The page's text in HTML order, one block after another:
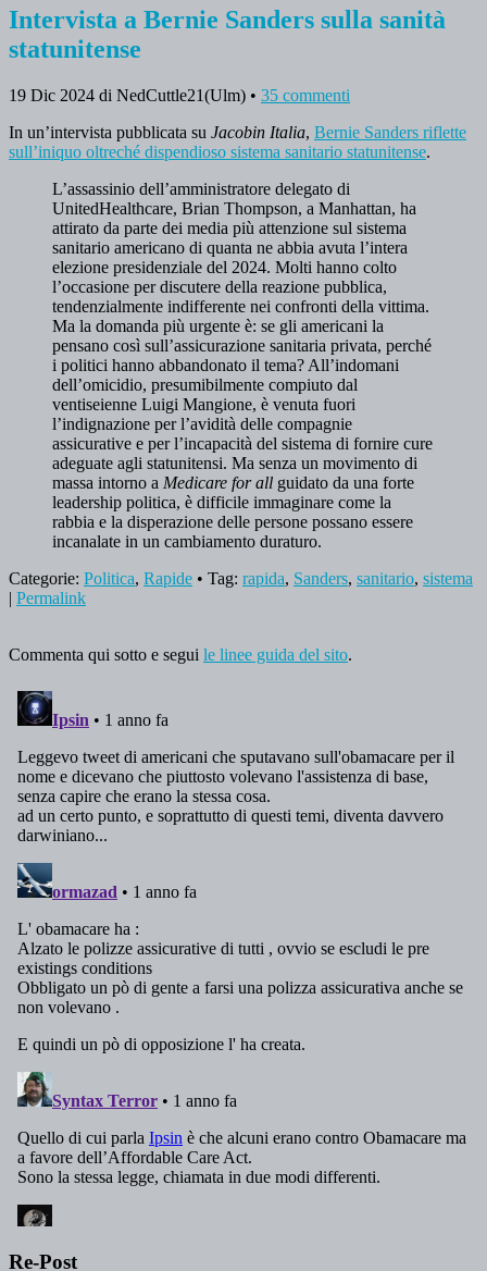
Intervista a Bernie Sanders sulla sanità
statunitense
19 Dic 2024 di NedCuttle21(Ulm) • 35 commenti
In un’intervista pubblicata su Jacobin Italia, Bernie Sanders riflette
sull’iniquo oltreché dispendioso sistema sanitario statunitense.
L’assassinio dell’amministratore delegato di
UnitedHealthcare, Brian Thompson, a Manhattan, ha
attirato da parte dei media più attenzione sul sistema
sanitario americano di quanta ne abbia avuta l’intera
elezione presidenziale del 2024. Molti hanno colto
l’occasione per discutere della reazione pubblica,
tendenzialmente indifferente nei confronti della vittima.
Ma la domanda più urgente è: se gli americani la
pensano così sull’assicurazione sanitaria privata, perché
i politici hanno abbandonato il tema? All’indomani
dell’omicidio, presumibilmente compiuto dal
ventiseienne Luigi Mangione, è venuta fuori
l’indignazione per l’avidità delle compagnie
assicurative e per l’incapacità del sistema di fornire cure
adeguate agli statunitensi. Ma senza un movimento di
massa intorno a Medicare for all guidato da una forte
leadership politica, è difficile immaginare come la
rabbia e la disperazione delle persone possano essere
incanalate in un cambiamento duraturo.
Categorie: Politica, Rapide • Tag: rapida, Sanders, sanitario, sistema
| Permalink
Commenta qui sotto e segui le linee guida del sito.
Re-Post